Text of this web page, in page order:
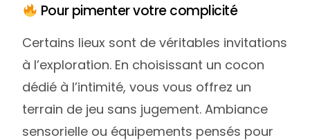
Pour pimenter votre complicité
Certains lieux sont de véritables invitations
à l’exploration. En choisissant un cocon
dédié à l’intimité, vous vous offrez un
terrain de jeu sans jugement. Ambiance
sensorielle ou équipements pensés pour